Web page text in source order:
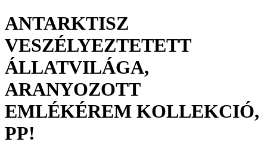
ANTARKTISZ
VESZÉLYEZTETETT
ÁLLATVILÁGA,
ARANYOZOTT
EMLÉKÉREM KOLLEKCIÓ,
PP!